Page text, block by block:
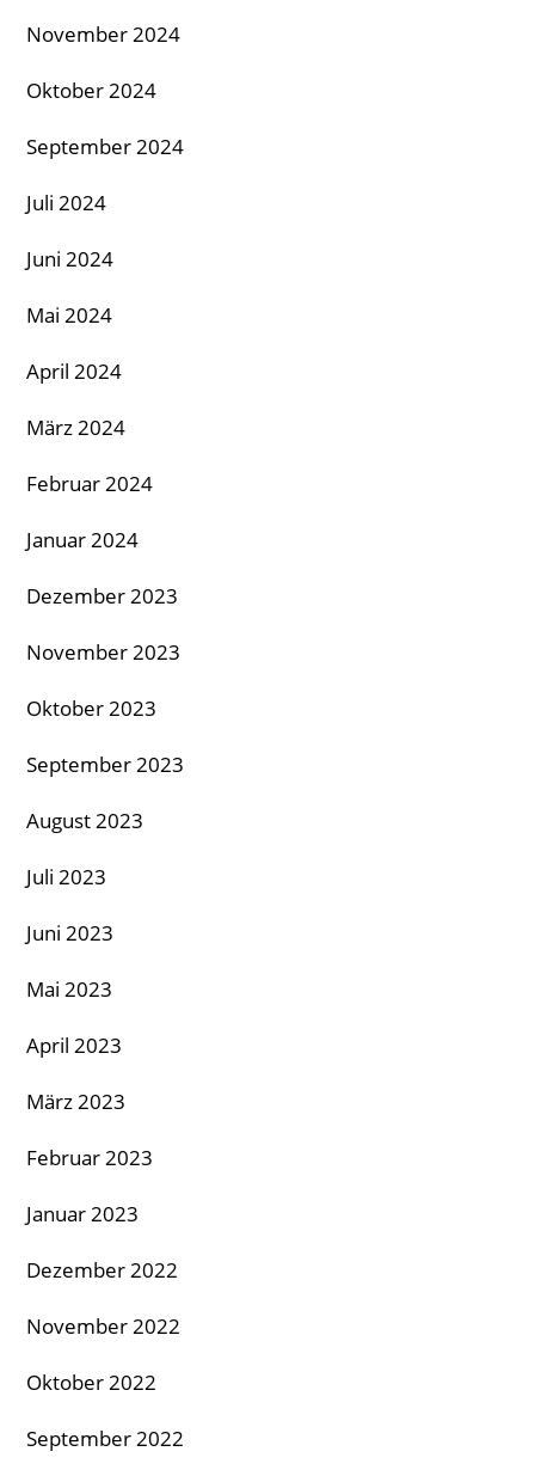
November 2024
Oktober 2024
September 2024
Juli 2024
Juni 2024
Mai 2024
April 2024
März 2024
Februar 2024
Januar 2024
Dezember 2023
November 2023
Oktober 2023
September 2023
August 2023
Juli 2023
Juni 2023
Mai 2023
April 2023
März 2023
Februar 2023
Januar 2023
Dezember 2022
November 2022
Oktober 2022
September 2022